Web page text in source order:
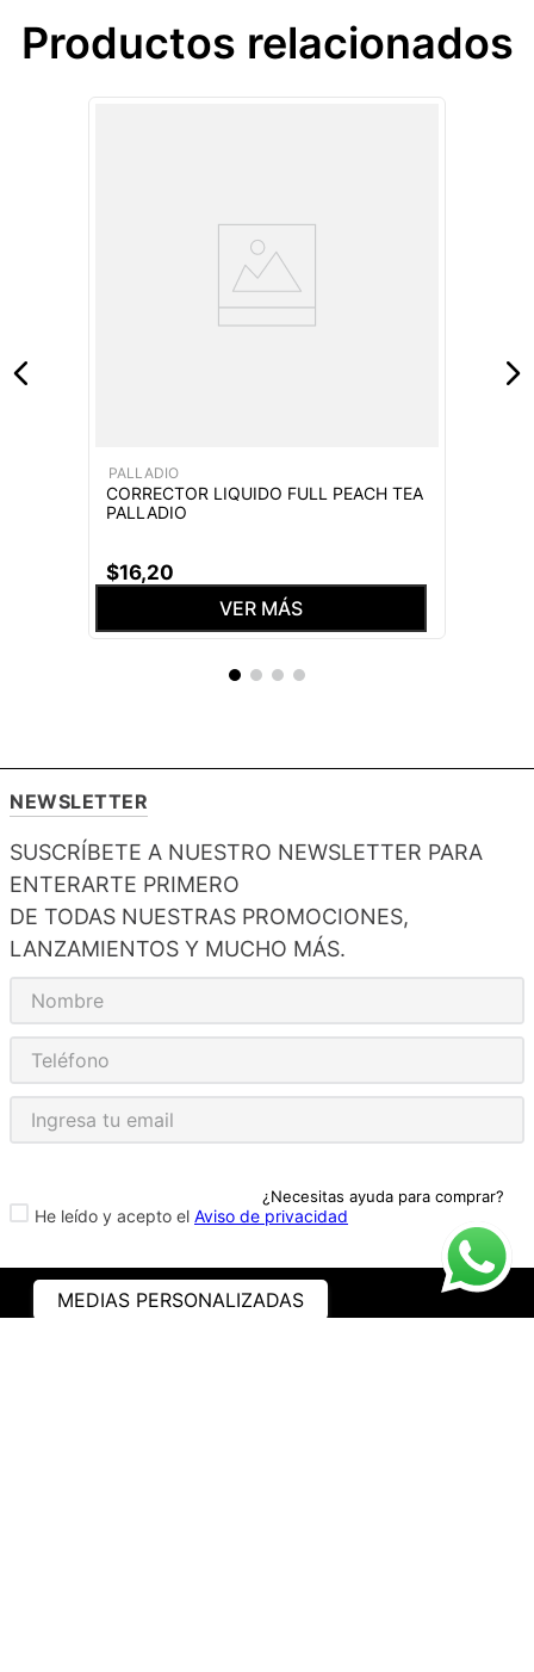
¿Necesitas ayuda para comprar?
Productos relacionados
PALLADIO
CORRECTOR LIQUIDO FULL PEACH TEA
PALLADIO
$16,20
VER MÁS
NEWSLETTER
SUSCRÍBETE A NUESTRO NEWSLETTER PARA
ENTERARTE PRIMERO
DE TODAS NUESTRAS PROMOCIONES,
LANZAMIENTOS Y MUCHO MÁS.
He leído y acepto el Aviso de privacidad
MEDIAS PERSONALIZADAS